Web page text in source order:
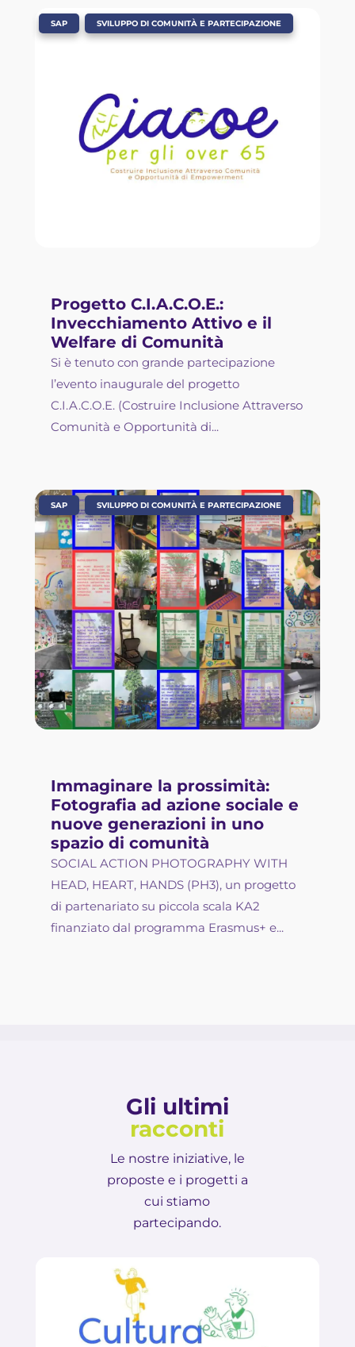
Progetto C.I.A.C.O.E.:
Invecchiamento Attivo e il
Welfare di Comunità
SAP SVILUPPO DI COMUNITÀ E PARTECIPAZIONE
Si è tenuto con grande partecipazione
l’evento inaugurale del progetto
C.I.A.C.O.E. (Costruire Inclusione Attraverso
Comunità e Opportunità di...
Immaginare la prossimità:
Fotografia ad azione sociale e
nuove generazioni in uno
spazio di comunità
SAP SVILUPPO DI COMUNITÀ E PARTECIPAZIONE
SOCIAL ACTION PHOTOGRAPHY WITH
HEAD, HEART, HANDS (PH3), un progetto
di partenariato su piccola scala KA2
finanziato dal programma Erasmus+ e...
Gli ultimi
racconti
Le nostre iniziative, le
proposte e i progetti a
cui stiamo
partecipando.